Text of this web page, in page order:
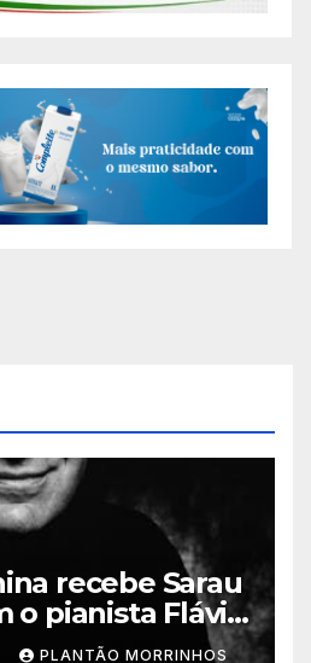
recebe Sarau
o pianista Flávio
terça-feira
PLANTÃO MORRINHOS